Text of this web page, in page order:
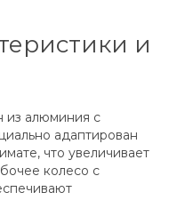
и
из алюминия с
адаптирован
что увеличивает
колесо с